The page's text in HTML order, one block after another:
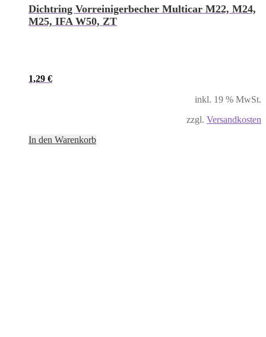
Dichtring Vorreinigerbecher Multicar M22, M24,
M25, IFA W50, ZT
1,29 €
inkl. 19 % MwSt.
zzgl. Versandkosten
In den Warenkorb